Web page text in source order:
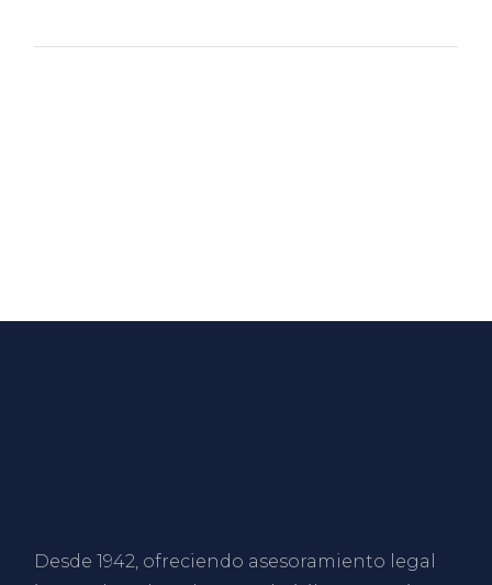
Desde 1942, ofreciendo asesoramiento legal